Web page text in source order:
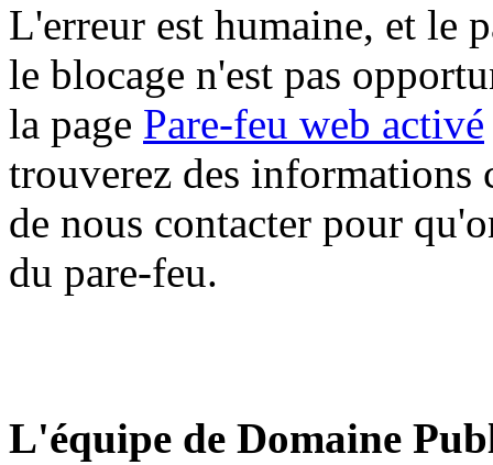
L'erreur est humaine, et le
le blocage n'est pas
la page Pare-feu web activé
trouverez des informations
de nous contacter pour
du pare-feu.
L'équipe de Domaine